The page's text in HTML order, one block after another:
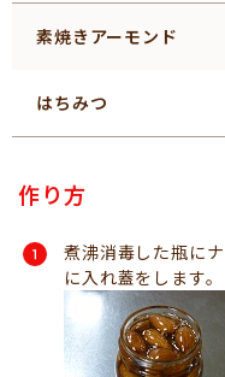
素焼きアーモンド
はちみつ
作り方
煮沸消毒した瓶に
に入れ蓋をします。